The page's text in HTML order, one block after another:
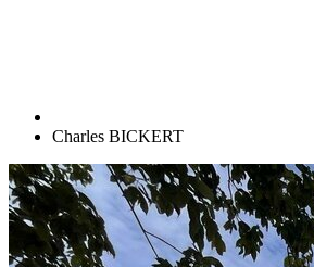
Charles BICKERT